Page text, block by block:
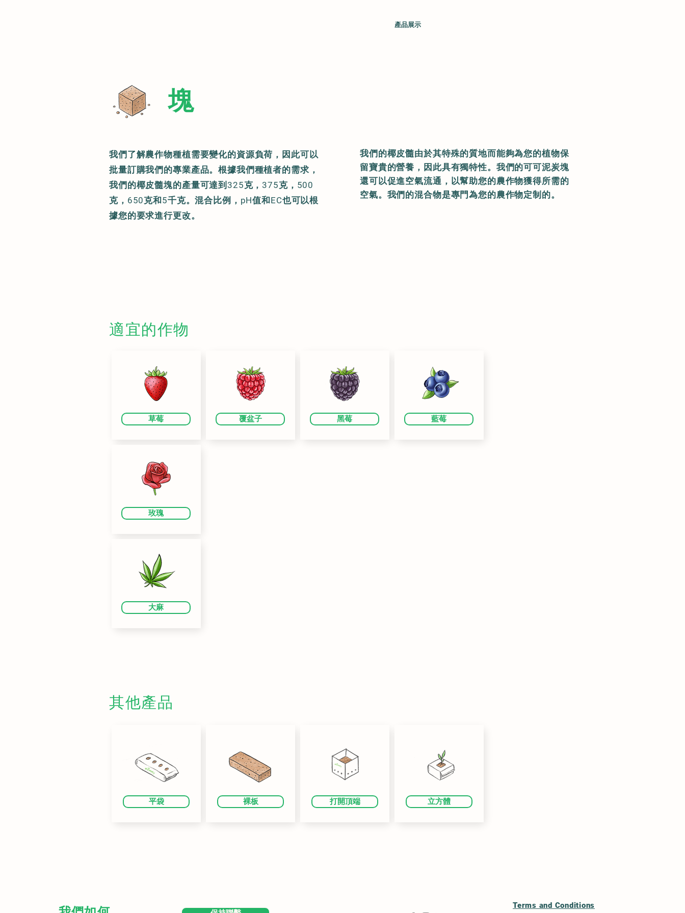
產品展示
塊
我們了解農作物種植需要變化的資源負荷，因此可以
批量訂購我們的專業產品。根據我們種植者的需求，
我們的椰皮髓塊的產量可達到325克，375克，500
克，650克和5千克。混合比例，pH值和EC也可以根
據您的要求進行更改。
我們的椰皮髓由於其特殊的質地而能夠為您的植物保
留寶貴的營養，因此具有獨特性。我們的可可泥炭塊
還可以促進空氣流通，以幫助您的農作物獲得所需的
空氣。我們的混合物是專門為您的農作物定制的。
適宜的作物
草莓
玫瑰
覆盆子 黑莓 藍莓
大麻
其他產品
平袋 裸板 打開頂端 立方體
Terms and Conditions